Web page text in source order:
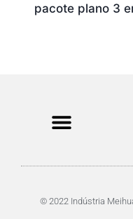
pacote plano 3
© 2022 Indústria